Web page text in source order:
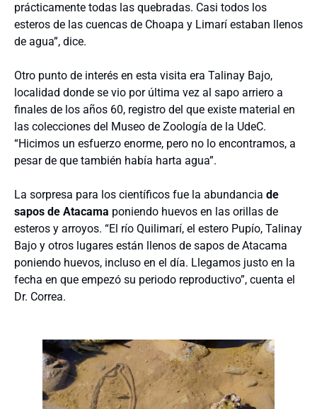
prácticamente todas las quebradas. Casi todos los
esteros de las cuencas de Choapa y Limarí estaban llenos
de agua”, dice.
Otro punto de interés en esta visita era Talinay Bajo,
localidad donde se vio por última vez al sapo arriero a
finales de los años 60, registro del que existe material en
las colecciones del Museo de Zoología de la UdeC.
“Hicimos un esfuerzo enorme, pero no lo encontramos, a
pesar de que también había harta agua”.
La sorpresa para los científicos fue la abundancia de
sapos de Atacama poniendo huevos en las orillas de
esteros y arroyos. “El río Quilimarí, el estero Pupío, Talinay
Bajo y otros lugares están llenos de sapos de Atacama
poniendo huevos, incluso en el día. Llegamos justo en la
fecha en que empezó su periodo reproductivo”, cuenta el
Dr. Correa.